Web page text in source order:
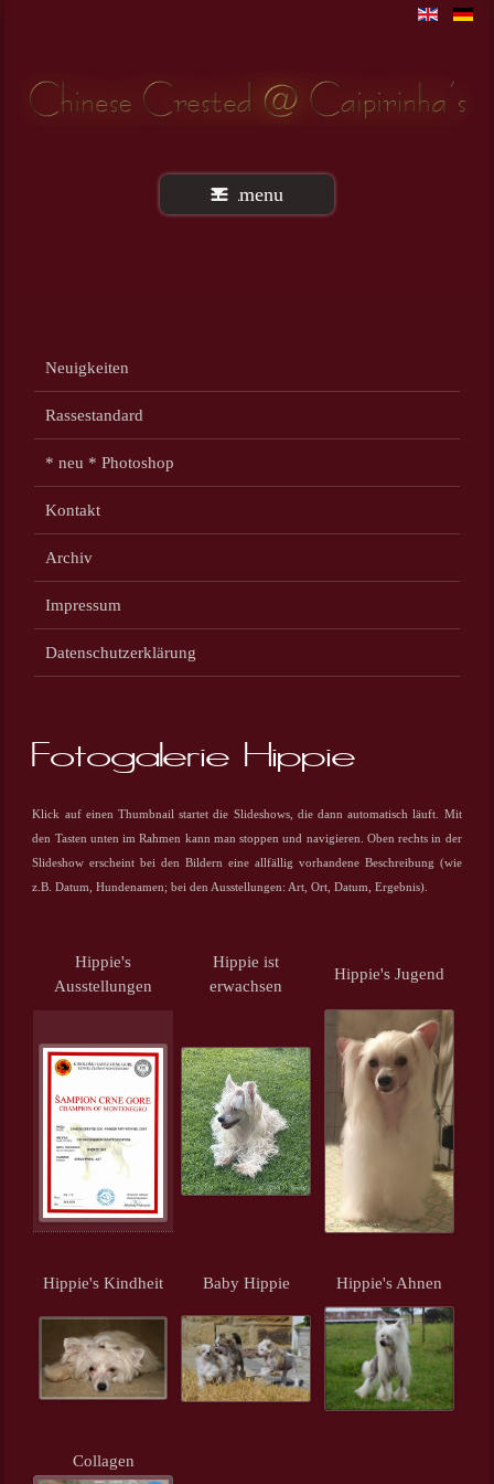
menu
Neuigkeiten
Rassestandard
* neu * Photoshop
Kontakt
Archiv
Impressum
Datenschutzerklärung
Fotogalerie Hippie
Klick auf einen Thumbnail startet die Slideshows, die dann automatisch läuft. Mit
den Tasten unten im Rahmen kann man stoppen und navigieren. Oben rechts in der
Slideshow erscheint bei den Bildern eine allfällig vorhandene Beschreibung (wie
z.B. Datum, Hundenamen; bei den Ausstellungen: Art, Ort, Datum, Ergebnis).
Hippie's
Ausstellungen
Hippie ist
erwachsen
Hippie's Jugend
Hippie's Kindheit Baby Hippie Hippie's Ahnen
Collagen